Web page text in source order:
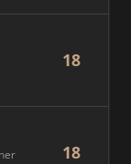
18
18